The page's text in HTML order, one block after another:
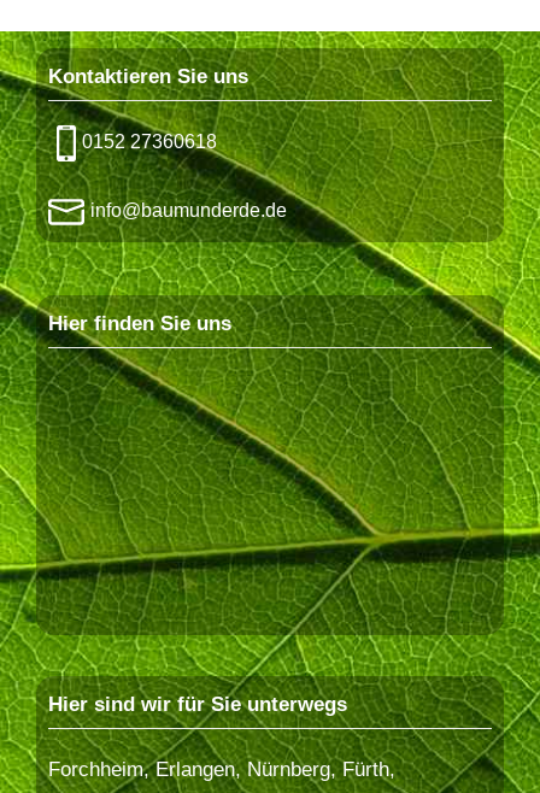
Kontaktieren Sie uns
0152 27360618
info@baumunderde.de
Hier finden Sie uns
Hier sind wir für Sie unterwegs
Forchheim, Erlangen, Nürnberg, Fürth,